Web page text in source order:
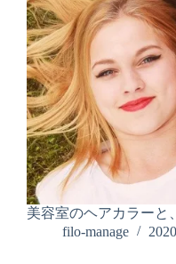
美容室のヘアカラー
filo-manage